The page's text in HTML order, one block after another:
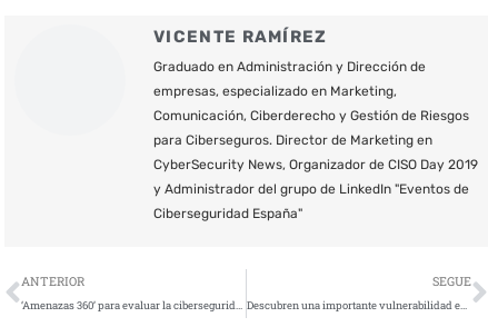
VICENTE RAMÍREZ
Graduado en Administración y Dirección de
empresas, especializado en Marketing,
Comunicación, Ciberderecho y Gestión de Riesgos
para Ciberseguros. Director de Marketing en
CyberSecurity News, Organizador de CISO Day 2019
y Administrador del grupo de LinkedIn "Eventos de
Ciberseguridad España"
Ant
ANTERIOR
‘Amenazas 360’ para evaluar la ciberseguridad
SEGUE
Descubren una importante vulnerabilidad en miles de Apps deportivas